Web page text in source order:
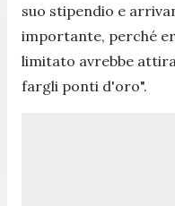
suo stipendio e
importante, perché
limitato avrebbe
fargli ponti d'oro".